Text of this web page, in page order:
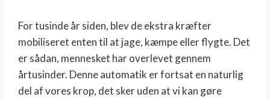
For tusinde år siden, blev de ekstra kræfter
mobiliseret enten til at jage, kæmpe eller flygte. Det
er sådan, mennesket har overlevet gennem
årtusinder. Denne automatik er fortsat en naturlig
del af vores krop, det sker uden at vi kan gøre